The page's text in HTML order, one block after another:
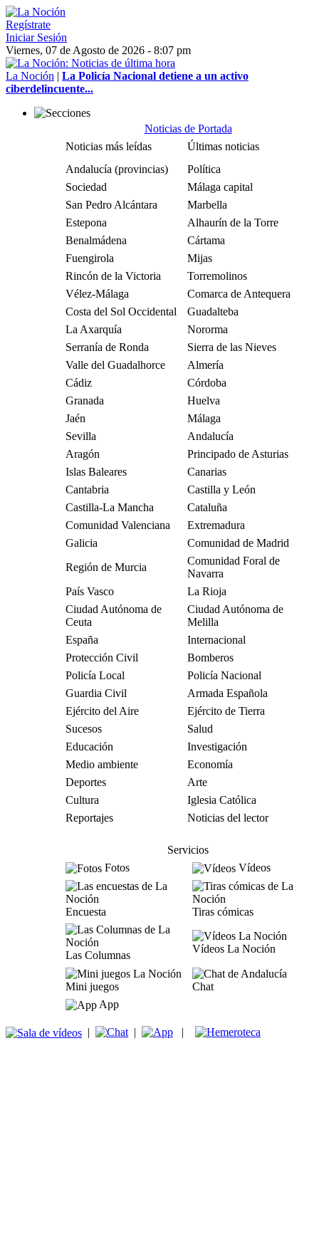
Regístrate
Iniciar Sesión
Viernes, 07 de Agosto de 2026 - 8:07 pm
La Noción | La Policía Nacional detiene a un activo
ciberdelincuente...
Noticias de Portada
Noticias más leídas
Últimas noticias
Andalucía (provincias)
Política
Sociedad
Málaga capital
San Pedro Alcántara
Marbella
Estepona
Alhaurín de la Torre
Benalmádena
Cártama
Fuengirola
Mijas
Rincón de la Victoria
Torremolinos
Vélez-Málaga
Comarca de Antequera
Costa del Sol Occidental
Guadalteba
La Axarquía
Nororma
Serranía de Ronda
Sierra de las Nieves
Valle del Guadalhorce
Almería
Cádiz
Córdoba
Granada
Huelva
Jaén
Málaga
Sevilla
Andalucía
Aragón
Principado de Asturias
Islas Baleares
Canarias
Cantabria
Castilla y León
Castilla-La Mancha
Cataluña
Comunidad Valenciana
Extremadura
Galicia
Comunidad de Madrid
Región de Murcia
Comunidad Foral de
Navarra
País Vasco
La Rioja
Ciudad Autónoma de
Ceuta
Ciudad Autónoma de
Melilla
España
Internacional
Protección Civil
Bomberos
Policía Local
Policía Nacional
Guardia Civil
Armada Española
Ejército del Aire
Ejército de Tierra
Sucesos
Salud
Educación
Investigación
Medio ambiente
Economía
Deportes
Arte
Cultura
Iglesia Católica
Reportajes
Noticias del lector
Servicios
Fotos
Vídeos
Encuesta Tiras cómicas
Las Columnas
Vídeos La Noción
Mini juegos
Chat
App
| | |